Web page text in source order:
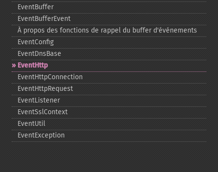
EventBuffer
EventBufferEvent
À propos des fonctions de rappel du buffer d'événements
EventConfig
EventDnsBase
EventHttp
EventHttpConnection
EventHttpRequest
EventListener
EventSslContext
EventUtil
EventException